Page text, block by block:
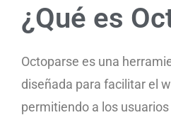
¿Qué es
Octoparse es una
diseñada para facilitar el
permitiendo a los